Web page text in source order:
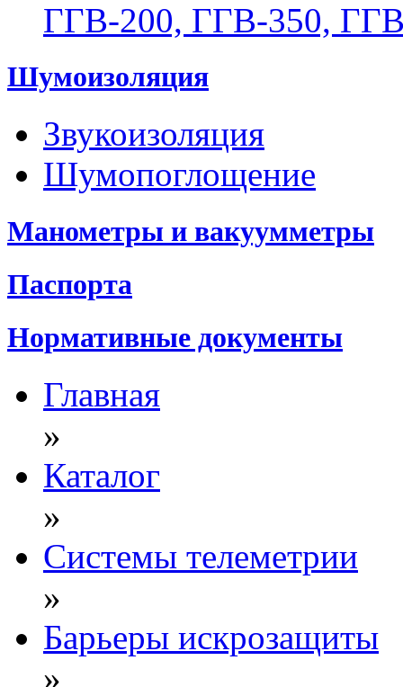
ГГВ-200, ГГВ-350,
Шумоизоляция
Звукоизоляция
Шумопоглощение
Манометры и вакуумметры
Паспорта
Нормативные документы
Главная
»
Каталог
»
Системы телеметрии
»
Барьеры искрозащиты
»